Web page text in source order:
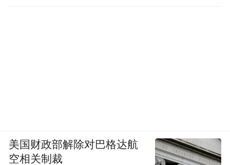
美国财政部解除对巴格达航
空相关制裁